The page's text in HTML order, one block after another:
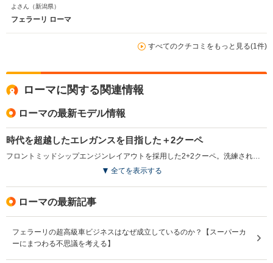
よさん （新潟県）
フェラーリ ローマ
すべてのクチコミをもっと見る(1件)
ローマに関する関連情報
ローマの最新モデル情報
時代を超越したエレガンスを目指した＋2クーペ
フロントミッドシップエンジンレイアウトを採用した2+2クーペ。洗練されたプロポーションと時代を超越したデザインに加え、比類のないパフォーマンスとハンドリングも実現させている。独自のパフォーマンスとスタイルは、1950～60年代のローマを特徴づけるような、気ままで楽しい当時の生活スタイルを表現したもの。エンジンは、最高出力620ps／最大トルク760N・mを発生する、3.8L V8ターボで、新設計の8速デュアルクラッチミッションとの組み合わせで、0-100km/h加速3.4秒、最高速度320km/hを実現している。リアウインドウに組み込まれた可動式のリアスポイラーが圧倒的なダウンフォースを確保。セグメントで最も優れたパワーウェイトレシオを誇る。（2020.4）
全てを表示する
ローマの最新記事
フェラーリの超高級車ビジネスはなぜ成立しているのか？【スーパーカ
ーにまつわる不思議を考える】